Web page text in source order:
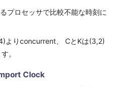
プロセッサで比較不能な時刻に
よりconcurrent、 CとKは(3,2)
。
Clock